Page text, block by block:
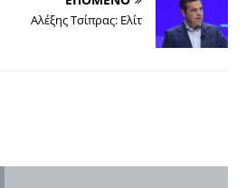
Αλέξης Τσίπρας: Ελίτ